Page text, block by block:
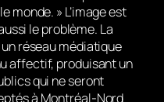
monde. » L’image est
le problème. La
réseau médiatique
affectif, produisant un
qui ne seront
à Montréal-Nord